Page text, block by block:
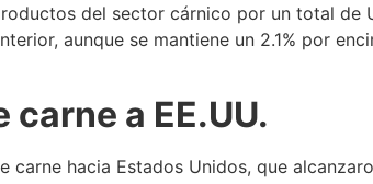
del sector cárnico por un total de
aunque se mantiene un 2.1% por
a EE.UU.
hacia Estados Unidos, que